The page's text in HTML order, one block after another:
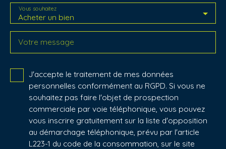
Acheter un bien
Vous souhaitez
Votre message
J'accepte le traitement de mes données
personnelles conformément au RGPD. Si vous ne
souhaitez pas faire l'objet de prospection
commerciale par voie téléphonique, vous pouvez
vous inscrire gratuitement sur la liste d'opposition
au démarchage téléphonique, prévu par l'article
L223-1 du code de la consommation, sur le site